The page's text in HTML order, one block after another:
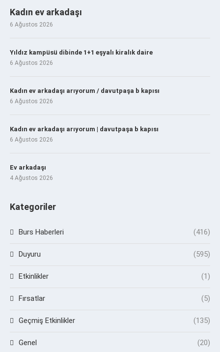
Kadın ev arkadaşı
6 Ağustos 2026
Yıldız kampüsü dibinde 1+1 eşyalı kiralık daire
6 Ağustos 2026
Kadın ev arkadaşı arıyorum / davutpaşa b kapısı
6 Ağustos 2026
Kadın ev arkadaşı arıyorum | davutpaşa b kapısı
6 Ağustos 2026
Ev arkadaşı
4 Ağustos 2026
Kategoriler
Burs Haberleri (416)
Duyuru (595)
Etkinlikler (1)
Fırsatlar (5)
Geçmiş Etkinlikler (135)
Genel (20)